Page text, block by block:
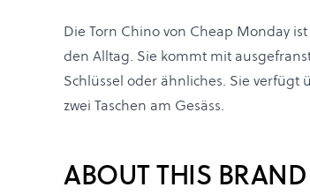
Die Torn Chino von Cheap Monday
den Alltag. Sie kommt mit
Schlüssel oder ähnliches. Sie verfügt
zwei Taschen am Gesäss.
ABOUT THIS BRAND